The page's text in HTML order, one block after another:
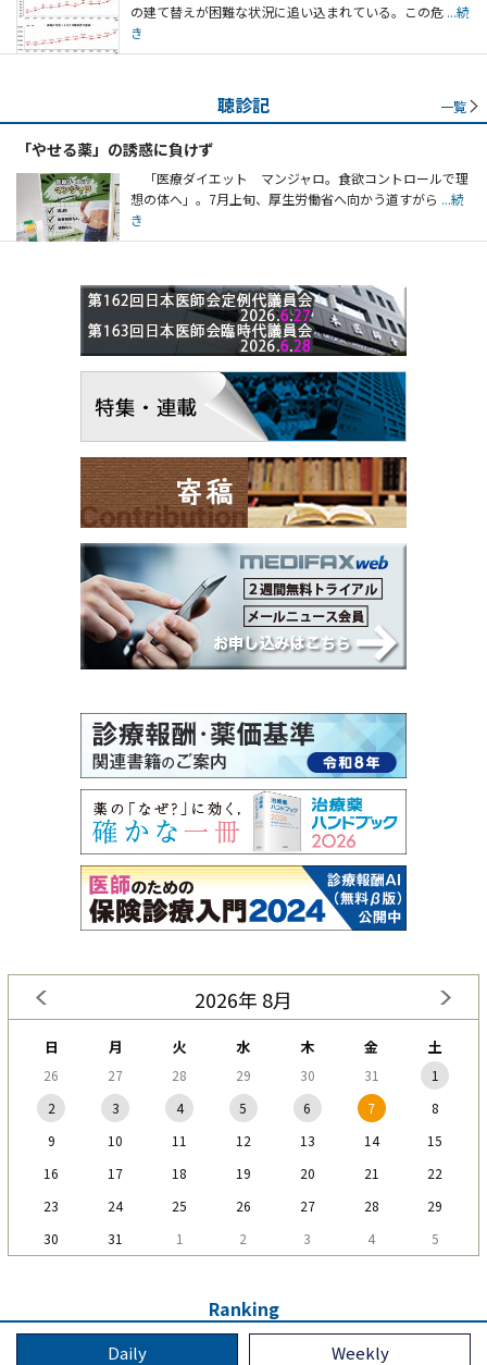
の建て替えが困難な状況に追い込まれている。この危 ...続
き
聴診記 一覧
「やせる薬」の誘惑に負けず
「医療ダイエット マンジャロ。食欲コントロールで理
想の体へ」。7月上旬、厚生労働省へ向かう道すがら ...続
き
2026年 8月
日 月 火 水 木 金 土
26 27 28 29 30 31
1
2
3 4 5 6 7
8
9
10 11 12 13 14
15
16
17 18 19 20 21
22
23
24 25 26 27 28
29
30
31 1 2 3 4 5
Ranking
Daily Weekly